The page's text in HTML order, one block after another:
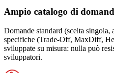
Ampio catalogo di
Domande standard (scelta singola,
specifiche (Trade-Off, MaxDiff,
sviluppate su misura: nulla può
sviluppatori.